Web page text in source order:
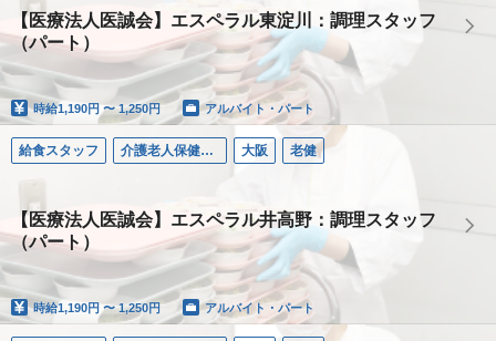
【医療法人医誠会】エスペラル東淀川：調理スタッフ
（パート）
時給1,190円 〜 1,250円 アルバイト・パート
給食スタッフ 介護老人保健施設エスペラル井高野 大阪 老健
【医療法人医誠会】エスペラル井高野：調理スタッフ
（パート）
時給1,190円 〜 1,250円 アルバイト・パート